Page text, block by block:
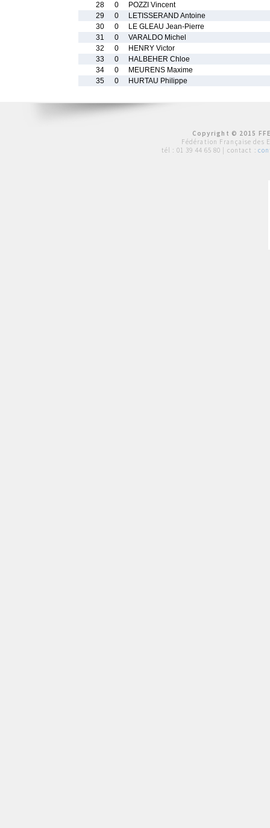
28
0
POZZI Vincent
29
0
LETISSERAND Antoine
30
0
LE GLEAU Jean-Pierre
31
0
VARALDO Michel
32
0
HENRY Victor
33
0
HALBEHER Chloe
34
0
MEURENS Maxime
35
0 HURTAU Philippe
Copyright © 2015
Fédération Française des
tél : 01 39 44 65 80 | contact :